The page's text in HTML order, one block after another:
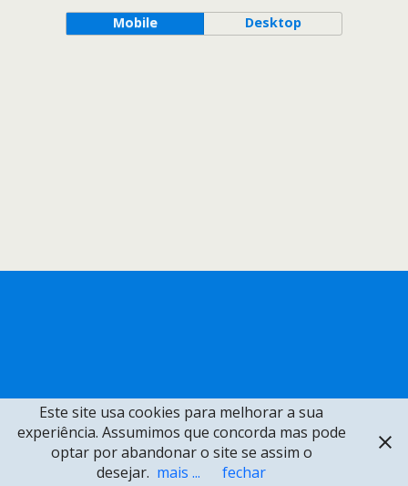
Mobile Desktop
Este site usa cookies para melhorar a sua
experiência. Assumimos que concorda mas pode
optar por abandonar o site se assim o
desejar. mais ... fechar